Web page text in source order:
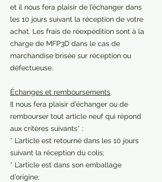
et il nous fera plaisir de l’échanger dans
les 10 jours suivant la réception de votre
achat. Les frais de réexpédition sont à la
charge de MFP3D dans le cas de
marchandise brisée sur réception ou
défectueuse.
Échanges et remboursements
Il nous fera plaisir d’échanger ou de
rembourser tout article neuf qui répond
aux critères suivants* :
* L’article est retourné dans les 10 jours
suivant la réception du colis;
* L’article est dans son emballage
d’origine;